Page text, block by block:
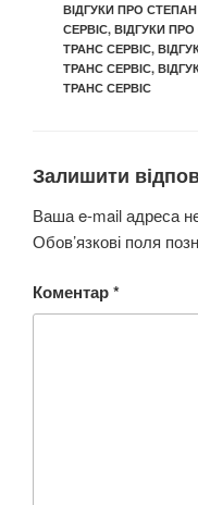
ВІДГУКИ ПРО СТЕПАН
СЕРВІС, ВІДГУКИ
ТРАНС СЕРВІС,
ТРАНС СЕРВІС,
ТРАНС СЕРВІС
Залишити
Ваша e-mail адреса
Обов’язкові поля
Коментар*